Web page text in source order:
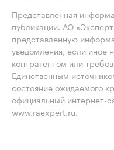
Представленная
публикации. АО
представленную
уведомления, если иное
контрагентом или
Единственным
состояние ожидаемого
официальный интернет-
www.raexpert.ru.